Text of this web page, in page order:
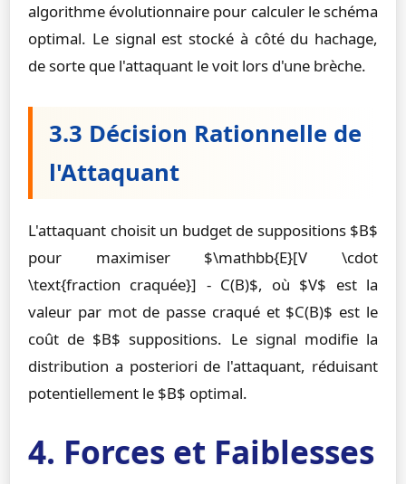
algorithme évolutionnaire pour calculer le schéma
optimal. Le signal est stocké à côté du hachage,
de sorte que l'attaquant le voit lors d'une brèche.
3.3 Décision Rationnelle de
l'Attaquant
L'attaquant choisit un budget de suppositions $B$
pour maximiser $\mathbb{E}[V \cdot
\text{fraction craquée}] - C(B)$, où $V$ est la
valeur par mot de passe craqué et $C(B)$ est le
coût de $B$ suppositions. Le signal modifie la
distribution a posteriori de l'attaquant, réduisant
potentiellement le $B$ optimal.
4. Forces et Faiblesses